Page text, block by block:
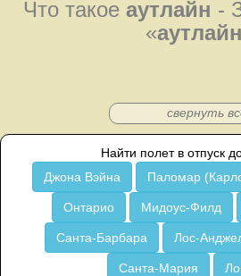
Что такое аутлайн -
«аутлайн
свернуть
Найти полет в отпуск
Джона Вэйна
Паломар
Онтарио Мидоус-Филд
Санта-Барбара Лос-
Санта-Мария